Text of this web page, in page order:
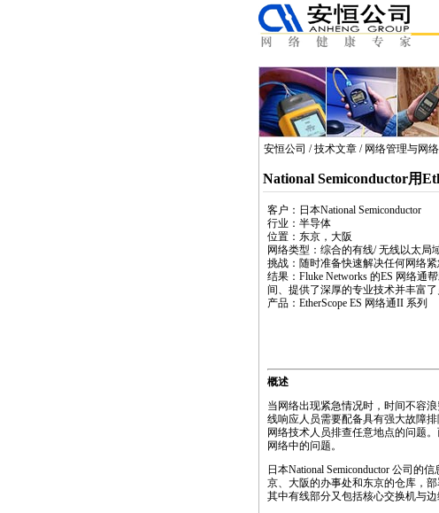
安恒公司 /技术文章 / 网络管理与网
National Semiconductor用
客户：日本National Semiconductor
行业：半导体
位置：东京，大阪
网络类型：综合的有线/ 无线以太局
挑战：随时准备快速解决任何网络
结果：Fluke Networks 的ES 网络通
间、提供了深厚的专业技术并丰富
产品： EtherScope ES 网络通II 系列
概述
当网络出现紧急情况时，时间不容
线响应人员需要配备具有强大故障
网络技术人员排查任意地点的问题
网络中的问题。
日本National Semiconductor 公司的信
京、大阪的办事处和东京的仓库，
其中有线部分又包括核心交换机与